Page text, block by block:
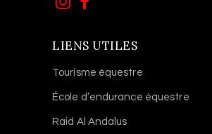
LIENS UTILES
Tourisme équestre
École d’endurance équestre
Raid Al Andalus